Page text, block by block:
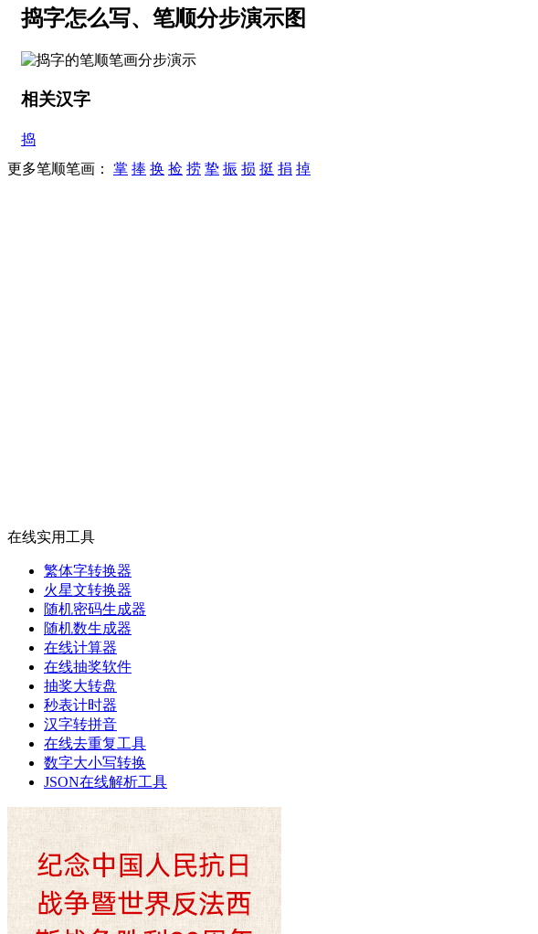
捣字怎么写、笔顺分步演示图
相关汉字
捣
更多笔顺笔画： 掌 捧 换 捡 捞 挚 振 损 挺 捐 掉
在线实用工具
繁体字转换器
火星文转换器
随机密码生成器
随机数生成器
在线计算器
在线抽奖软件
抽奖大转盘
秒表计时器
汉字转拼音
在线去重复工具
数字大小写转换
JSON在线解析工具